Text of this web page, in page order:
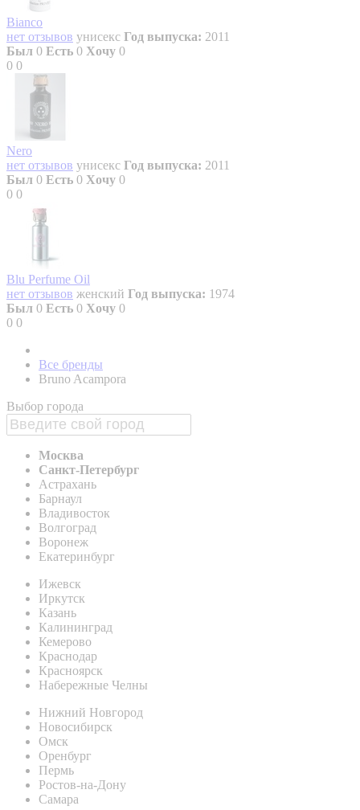
Bianco
нет отзывов унисекс Год выпуска: 2011
Был 0 Есть 0 Хочу 0
0 0
Nero
нет отзывов унисекс Год выпуска: 2011
Был 0 Есть 0 Хочу 0
0 0
Blu Perfume Oil
нет отзывов женский Год выпуска: 1974
Был 0 Есть 0 Хочу 0
0 0
Все бренды
Bruno Acampora
Выбор города
Москва
Санкт-Петербург
Астрахань
Барнаул
Владивосток
Волгоград
Воронеж
Екатеринбург
Ижевск
Иркутск
Казань
Калининград
Кемерово
Краснодар
Красноярск
Набережные Челны
Нижний Новгород
Новосибирск
Омск
Оренбург
Пермь
Ростов-на-Дону
Самара